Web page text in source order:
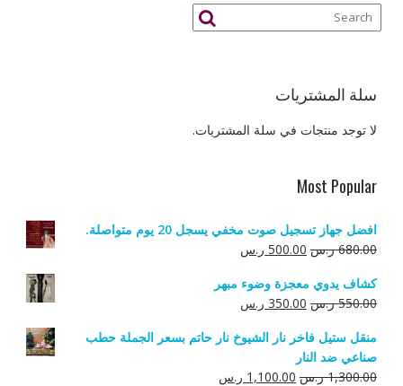
سلة المشتريات
لا توجد منتجات في سلة المشتريات.
Most Popular
افضل جهاز تسجيل صوت مخفي يسجل 20 يوم متواصلة.
680.00 ر.س السعر
هو:
680.00 ر.س.
500.00 ر.سالسعر
هو:
500.00 ر.س.
كشاف يدوي معجزة وضوء مبهر
550.00 ر.س السعر
هو:
550.00 ر.س.
350.00 ر.سالسعر
هو:
منقل ستيل فاخر نار الشيوخ نار حاتم بسعر الجملة حطب
صناعي ضد النار
1,300.00 ر.س السعر
1,100.00 ر.سالسعر